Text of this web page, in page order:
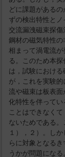
どに課題がある
ずの検出特性とノ
交流漏洩磁束探傷
鋼材の磁気特性
相まって渦電流
る。このため本
は，試験におけ
が，これを実験
流や磁束は板表
化特性を伴って
ことはできなく
ないためである
１），２）。し
らに対象となる
うかが問題にな